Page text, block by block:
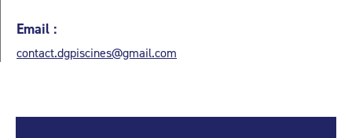
Email :
contact.dgpiscines@gmail.com